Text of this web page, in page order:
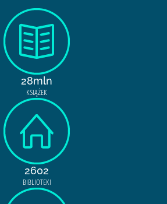
28mln
KSIĄŻEK
2602
BIBLIOTEKI